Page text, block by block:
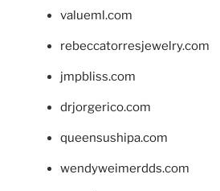
valueml.com
rebeccatorresjewelry.com
jmpbliss.com
drjorgerico.com
queensushipa.com
wendyweimerdds.com